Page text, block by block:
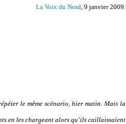
La Voix du Nord, 9 janvier 2009.
le même scénario, hier matin. Mais la
en les chargeant alors qu ’ils caillaissaient